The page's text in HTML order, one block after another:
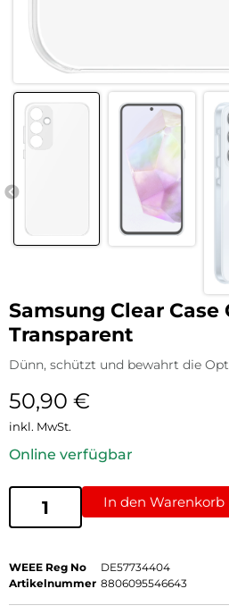
Samsung Clear Case
Transparent
Dünn, schützt und bewahrt die
50,90 €
inkl. MwSt.
Online verfügbar
In den Warenkorb
WEEE Reg No
DE57734404
Artikelnummer 8806095546643